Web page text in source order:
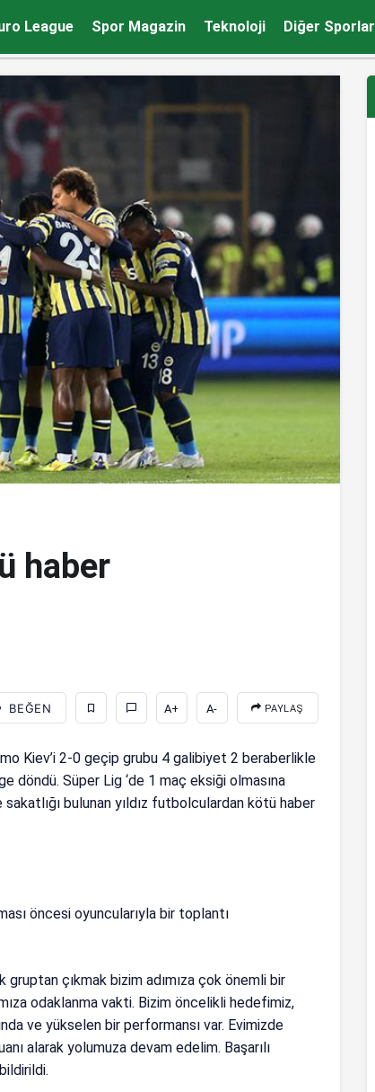
League Spor Magazin Teknoloji Diğer Sporlar
haber
BEĞEN A+ A- PAYLAŞ
Kiev’i 2-0 geçip grubu 4 galibiyet 2 beraberlikle
döndü. Süper Lig ‘de 1 maç eksiği olmasına
bulunan yıldız futbolculardan kötü haber
öncesi oyuncularıyla bir toplantı
gruptan çıkmak bizim adımıza çok önemli bir
odaklanma vakti. Bizim öncelikli hedefimiz,
ve yükselen bir performansı var. Evimizde
alarak yolumuza devam edelim. Başarılı